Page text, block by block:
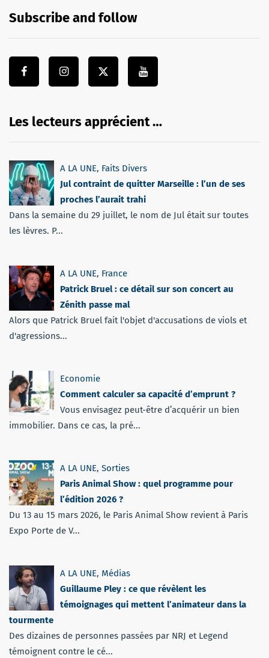
Subscribe and follow
Les lecteurs apprécient …
A LA UNE, Faits Divers
Jul contraint de quitter Marseille : l’un de ses
proches l’aurait trahi
Dans la semaine du 29 juillet, le nom de Jul était sur toutes
les lèvres. P...
A LA UNE, France
Patrick Bruel : ce détail sur son concert au
Zénith passe mal
Alors que Patrick Bruel fait l'objet d'accusations de viols et
d'agressions...
Economie
Comment calculer sa capacité d’emprunt ?
Vous envisagez peut-être d’acquérir un bien
immobilier. Dans ce cas, la pré...
A LA UNE, Sorties
Paris Animal Show : quel programme pour
l’édition 2026 ?
Du 13 au 15 mars 2026, le Paris Animal Show revient à Paris
Expo Porte de V...
A LA UNE, Médias
Guillaume Pley : ce que révèlent les
témoignages qui mettent l’animateur dans la
tourmente
Des dizaines de personnes passées par NRJ et Legend
témoignent contre le cé...